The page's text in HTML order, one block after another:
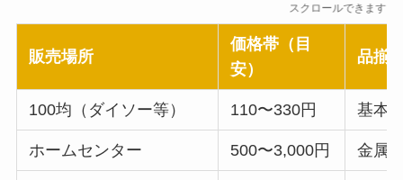
スクロールできます
販売場所
価格帯（目
安）
品揃
100均（ダイソー等） 110〜330円 基本
ホームセンター 500〜3,000円 金属